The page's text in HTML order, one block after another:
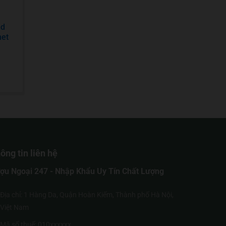
tin liên hệ
Ngoại 247 - Nhập Khẩu Uy Tín Chất Lượng